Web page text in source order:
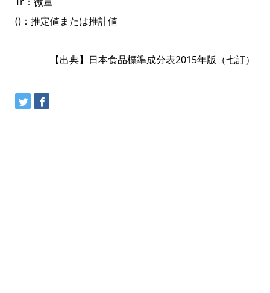
()：推定値または推計値
【出典】日本食品標準成分表2015年版（七訂）